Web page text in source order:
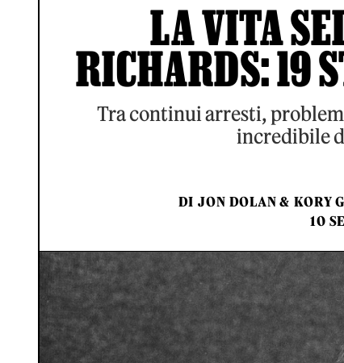
LA VITA
RICHARDS: 19
Tra continui arresti,
incredibile
DI JON DOLAN & KORY
10